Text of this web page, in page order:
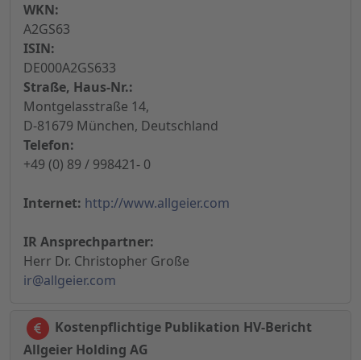
WKN:
A2GS63
ISIN:
DE000A2GS633
Straße, Haus-Nr.:
Montgelasstraße 14,
D-81679 München, Deutschland
Telefon:
+49 (0) 89 / 998421- 0
Internet: http://www.allgeier.com
IR Ansprechpartner:
Herr Dr. Christopher Große
ir@allgeier.com
Kostenpflichtige Publikation HV-Bericht
Allgeier Holding AG